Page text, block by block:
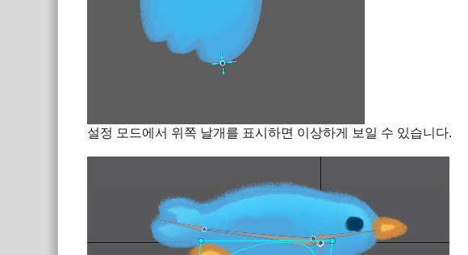
설정 모드에서 위쪽 날개를 표시하면 이상하게 보일 수 있습니다.